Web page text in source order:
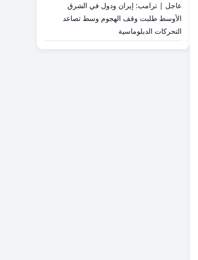
عاجل | ترامب: إيران ودول في الشرق
الأوسط طلبت وقف الهجوم وسط تصاعد
التحركات الدبلوماسية